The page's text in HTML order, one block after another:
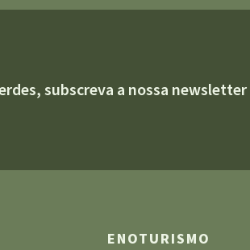
subscreva a nossa newsletter
ENOTURISMO